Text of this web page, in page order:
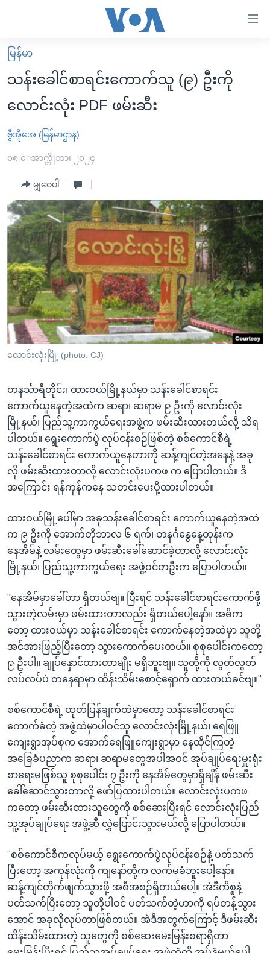
လွယ်ကူ
စေ
များ
ပင်မ
ကျော်
ကြည့်
ရန်
ပင်မ
အ
ညွန်း
စာမျက်နှာ
သို့
ကျော်
ကြည့်
ရှာဖွေ
ရန်
နေရာ
သို့
ကျော်
ရန်
မူလစာမျက်နှာ
မြန်မာ
ကမ္ဘာ့သတင်းများ
နိုင်ငံတကာ
အစ္စရေး-ပါလက်စတိုင်း
ဗွီဒီယို
အင်္ဂလိပ်စာလေ့လာမယ်
အမေရိကန်သုံးအီဒီယံ
မကြေးမုံရဲ့ အင်္ဂလိပ်စာ
ရုပ်ရှင်ထဲက အင်္ဂလိပ်စာ
သုတပဒေသာ အင်္ဂလိပ်စာ
အပတ်စဉ်ကဏ္ဍများ
ရေဒီယို
တီဗွီ
ရေဒီယိုနှင့်ရုပ်သံ အချက်အလက်များ
ရေဒီယို/တီဗွီအစီအစဉ်
Learning English
ဗွီအိုအေ လူမှုကွန်ယက်များ
ဘာသာစကားများ
မြန်မာ
သန်းခေါင်စာရင်းကောက်သူ (၉) ဦးကို
လောင်းလုံး PDF ဖမ်းဆီး​​​​​​​
ဗွီအိုအေ (မြန်မာဌာန)
၀၈ ေအာက္တိုဘာ၊ ၂၀၂၄
မျှဝေပါ
လောင်းလုံးမြို့ (photo: CJ)
တနင်္သာရီတိုင်း၊ ထားဝယ်မြို့နယ်မှာ သန်းခေါင်စာရင်း
ကောက်ယူနေတဲ့အထဲက ဆရာ၊ ဆရာမ ၉ ဦးကို လောင်းလုံး
မြို့နယ်၊ ပြည်သူ့ကာကွယ်ရေးအဖွဲ့က ဖမ်းဆီးထားတယ်လို့ သိရ
ပါတယ်။ ရွေးကောက်ပွဲ လုပ်ငန်းစဉ်ဖြစ်တဲ့ စစ်ကောင်စီရဲ့
သန်းခေါင်စာရင်း ကောက်ယူနေတာကို ဆန့်ကျင်တဲ့အနေနဲ့ အခု
လို ဖမ်းဆီးထားတာလို့ လောင်းလုံးပကဖ က ပြောပါတယ်။ ဒီ
အကြောင်း ရန်ကုန်ကနေ သတင်းပေးပို့ထားပါတယ်။
ထားဝယ်မြို့ပေါ်မှာ အခုသန်းခေါင်စာရင်း ကောက်ယူနေတဲ့အထဲ
က ၉ ဦးကို အောက်တိုဘာလ ၆ ရက်၊ တနင်္ဂနွေနေ့တုန်းက
နေအိမ်နဲ့ လမ်းတွေမှာ ဖမ်းဆီးခေါ်ဆောင်ခဲ့တာလို့ လောင်းလုံး
မြို့နယ်၊ ပြည်သူ့ကာကွယ်ရေး အဖွဲ့ဝင်တဦးက ပြောပါတယ်။
"နေအိမ်မှာခေါ်တာ ရှိတယ်ဗျ။ ပြီးရင် သန်းခေါင်စာရင်းကောက်ဖို့
သွားတဲ့လမ်းမှာ ဖမ်းထားတာလည်း ရှိတယ်ပေါ့နော်။ အဓိက
တော့ ထားဝယ်မှာ သန်းခေါင်စာရင်း ကောက်နေတဲ့အထဲမှာ သူတို့
အင်အားဖြည့်ပြီးတော့ သွားကောက်ပေးတယ်။ စုစုပေါင်းကတော့
၉ ဦးပါ။ ချုပ်နှောင်ထားတာမျိုး မရှိဘူးဗျ။ သူတို့ကို လွတ်လွတ်
လပ်လပ်ပဲ တနေရာမှာ ထိန်းသိမ်းစောင့်ရှောက် ထားတယ်ခင်ဗျ။"
စစ်ကောင်စီရဲ့ ထုတ်ပြန်ချက်ထဲမှာတော့ သန်းခေါင်စာရင်း
ကောက်ခံတဲ့ အဖွဲ့ထဲမှာပါဝင်သူ လောင်းလုံးမြို့နယ်၊ ရေဖြူ
ကျေးရွာအုပ်စုက အောက်ရေဖြူကျေးရွာမှာ နေထိုင်ကြတဲ့
အခြေခံပညာက ဆရာ၊ ဆရာမတွေအပါအဝင် အုပ်ချုပ်ရေးမှူးရုံး
စာရေးမဖြစ်သူ စုစုပေါင်း ၇ ဦးကို နေအိမ်တွေမှာရှိချိန် ဖမ်းဆီး
ခေါ်ဆောင်သွားတာလို့ ဖော်ပြထားပါတယ်။ လောင်းလုံးပကဖ
ကတော့ ဖမ်းဆီးထားသူတွေကို စစ်ဆေးပြီးရင် လောင်းလုံးပြည်
သူ့အုပ်ချုပ်ရေး အဖွဲ့ဆီ လွှဲပြောင်းသွားမယ်လို့ ပြောပါတယ်။
"စစ်ကောင်စီကလုပ်မယ့် ရွေးကောက်ပွဲလုပ်ငန်းစဉ်နဲ့ ပတ်သက်
ပြီးတော့ အကုန်လုံးကို ကျနော်တို့က လက်မခံဘူးပေါ့နော်။
ဆန့်ကျင်တိုက်ဖျက်သွားဖို့ အစီအစဉ်ရှိတယ်ပေါ့။ အဲဒီကိစ္စနဲ့
ပတ်သက်ပြီးတော့ သူတို့ပါဝင် ပတ်သက်တဲ့ဟာကို ရပ်တန့်သွား
အောင် အခုလိုလုပ်တာဖြစ်တယ်။ အဲဒီအတွက်ကြောင့် ဒီဖမ်းဆီး
ထိန်းသိမ်းထားတဲ့ သူတွေကို စစ်ဆေးမေးမြန်းစရာရှိတာ